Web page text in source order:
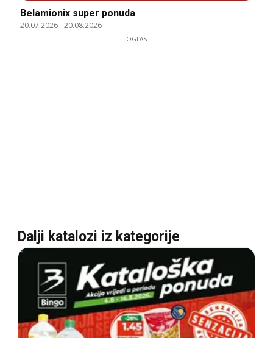
Belamionix super ponuda
20.07.2026-20.08.2026
OGLAS
Dalji katalozi iz kategorije